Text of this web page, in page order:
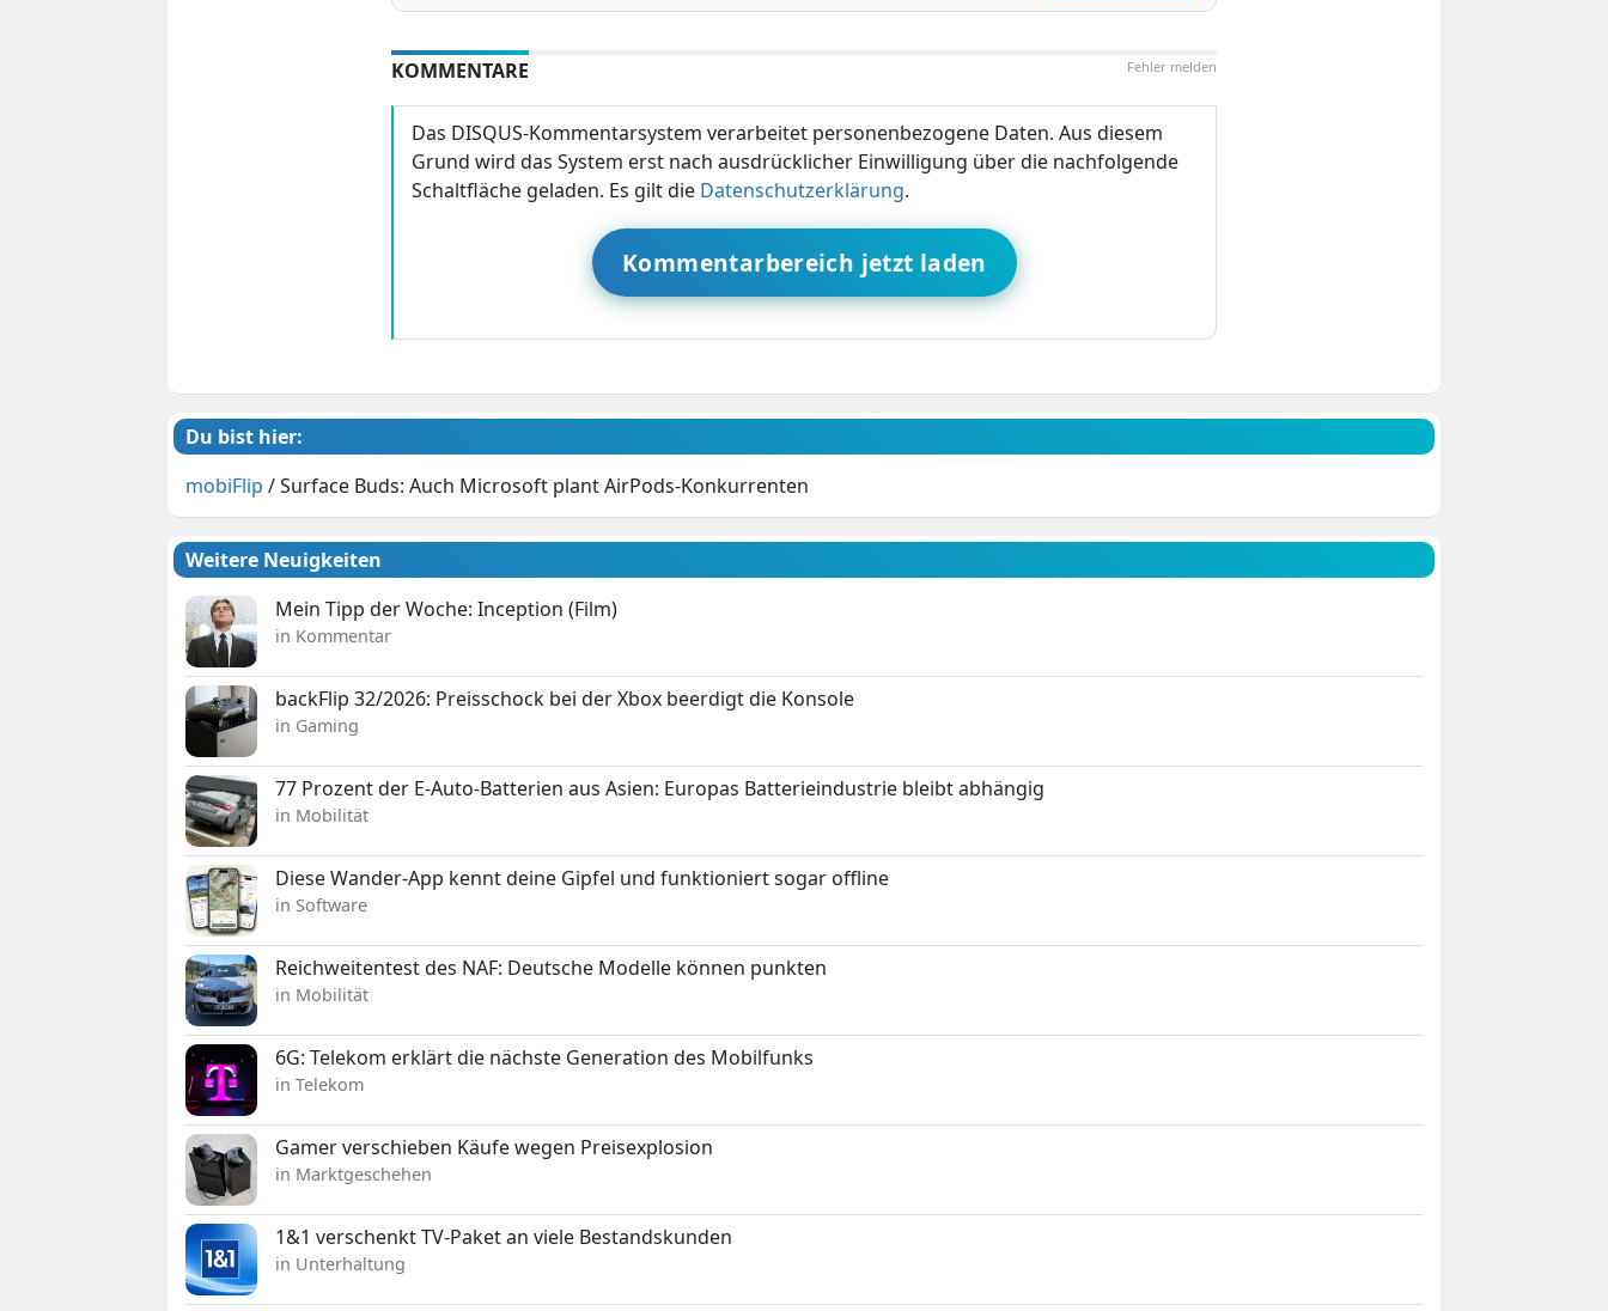
Fehler melden
KOMMENTARE
Das DISQUS-Kommentarsystem verarbeitet personenbezogene Daten. Aus diesem
Grund wird das System erst nach ausdrücklicher Einwilligung über die nachfolgende
Schaltfläche geladen. Es gilt die Datenschutzerklärung.
Kommentarbereich jetzt laden
Du bist hier:
mobiFlip /Surface Buds: Auch Microsoft plant AirPods-Konkurrenten
Weitere Neuigkeiten
Mein Tipp der Woche: Inception (Film)
in Kommentar
backFlip 32/2026: Preisschock bei der Xbox beerdigt die Konsole
in Gaming
77 Prozent der E-Auto-Batterien aus Asien: Europas Batterieindustrie bleibt abhängig
in Mobilität
Diese Wander-App kennt deine Gipfel und funktioniert sogar offline
in Software
Reichweitentest des NAF: Deutsche Modelle können punkten
in Mobilität
6G: Telekom erklärt die nächste Generation des Mobilfunks
in Telekom
Gamer verschieben Käufe wegen Preisexplosion
in Marktgeschehen
1&1 verschenkt TV-Paket an viele Bestandskunden
in Unterhaltung